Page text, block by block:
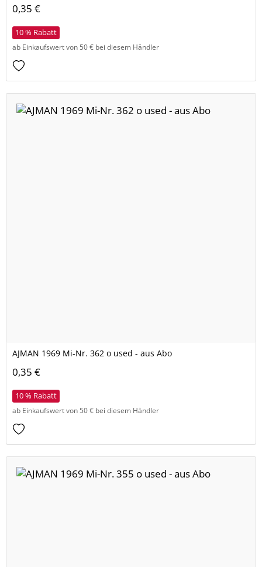
0,35 €
10 % Rabatt
ab Einkaufswert von 50 € bei diesem Händler
AJMAN 1969 Mi-Nr. 362 o used - aus Abo
0,35 €
10 % Rabatt
ab Einkaufswert von 50 € bei diesem Händler